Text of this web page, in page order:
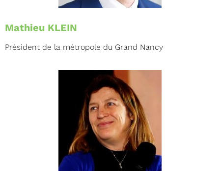
Mathieu KLEIN
Président de la métropole du Grand Nancy